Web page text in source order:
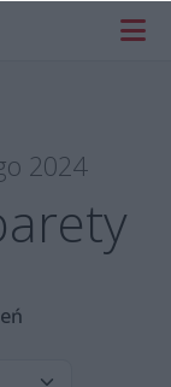
2024